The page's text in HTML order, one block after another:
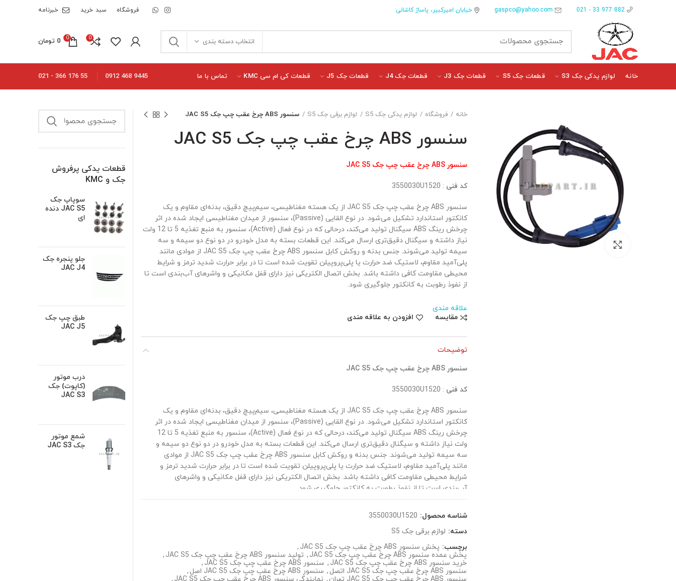
خیابان امیرکبیر، پاساژ کاشانی فروشگاه سبد خرید خبرنامه
انتخاب دسته بندی 0
0
0 تومان
خانه لوازم یدکی جک S3 قطعات جک S5 قطعات جک J3 قطعات جک J4 قطعات جک J5 قطعات کی ام سی KMC تماس با ما 9445 468 0912
55 176 366 - 021
بزرگنمایی تصویر
خانه فروشگاه لوازم یدکی جک S5 لوازم برقی جک S5 سنسور ABS چرخ عقب چپ جک JAC S5
سنسور ABS چرخ عقب چپ جک JAC S5
سنسور ABS چرخ عقب چپ جک JAC S5
کد فنی : 3550030U1520
سنسور ABS چرخ عقب چپ جک JAC S5 از یک هسته مغناطیسی، سیم‌پیچ دقیق، بدنه‌ای مقاوم و یک
کانکتور استاندارد تشکیل می‌شود. در نوع القایی (Passive)، سنسور از میدان مغناطیسی ایجاد شده در اثر
چرخش رینگ ABS سیگنال تولید می‌کند، درحالی که در نوع فعال (Active)، سنسور به منبع تغذیه 5 تا 12 ولت
نیاز داشته و سیگنال دقیق‌تری ارسال می‌کند. این قطعات بسته به مدل خودرو در دو نوع دو سیمه و سه
سیمه تولید می‌شوند. جنس بدنه و روکش کابل سنسور ABS چرخ عقب چپ جک JAC S5 از موادی مانند
پلی‌آمید مقاوم، لاستیک ضد حرارت یا پلی‌پروپیلن تقویت شده است تا در برابر حرارت شدید ترمز و شرایط
محیطی مقاومت کافی داشته باشد. بخش اتصال الکتریکی نیز دارای قفل مکانیکی و واشرهای آب‌بندی است تا
از نفوذ رطوبت به کانکتور جلوگیری شود.
علاقه مندی
مقایسه
افزودن به علاقه مندی
توضیحات
سنسور ABS چرخ عقب چپ جک JAC S5
کد فنی : 3550030U1520
سنسور ABS چرخ عقب چپ جک JAC S5 از یک هسته مغناطیسی، سیم‌پیچ دقیق، بدنه‌ای مقاوم و یک
کانکتور استاندارد تشکیل می‌شود. در نوع القایی (Passive)، سنسور از میدان مغناطیسی ایجاد شده در اثر
چرخش رینگ ABS سیگنال تولید می‌کند، درحالی که در نوع فعال (Active)، سنسور به منبع تغذیه 5 تا 12
ولت نیاز داشته و سیگنال دقیق‌تری ارسال می‌کند. این قطعات بسته به مدل خودرو در دو نوع دو سیمه و
سه سیمه تولید می‌شوند. جنس بدنه و روکش کابل سنسور ABS چرخ عقب چپ جک JAC S5 از موادی
مانند پلی‌آمید مقاوم، لاستیک ضد حرارت یا پلی‌پروپیلن تقویت شده است تا در برابر حرارت شدید ترمز و
شرایط محیطی مقاومت کافی داشته باشد. بخش اتصال الکتریکی نیز دارای قفل مکانیکی و واشرهای
آب‌بندی است تا از نفوذ رطوبت به کانکتور جلوگیری شود.
شناسه محصول: 3550030U1520
دسته: لوازم برقی جک S5
برچسب: پخش سنسور ABS چرخ عقب چپ جک JAC S5
,
پخش عمده سنسور ABS چرخ عقب چپ جک JAC S5
, تولید سنسور ABS چرخ عقب چپ جک JAC S5
,
خرید سنسور ABS چرخ عقب چپ جک JAC S5
, سنسور ABS چرخ عقب چپ جک JAC S5
,
سنسور ABS چرخ عقب چپ جک JAC S5 اتصل
, سنسور ABS چرخ عقب چپ جک JAC S5 اصل
,
قطعات یدکی پرفروش
جک و KMC
سوپاپ جک
JAC S5 دنده
ای
جلو پنجره جک
JAC J4
طبق چپ جک
JAC J5
درب موتور
(کاپوت) جک
JAC S3
شمع موتور
جک JAC S3